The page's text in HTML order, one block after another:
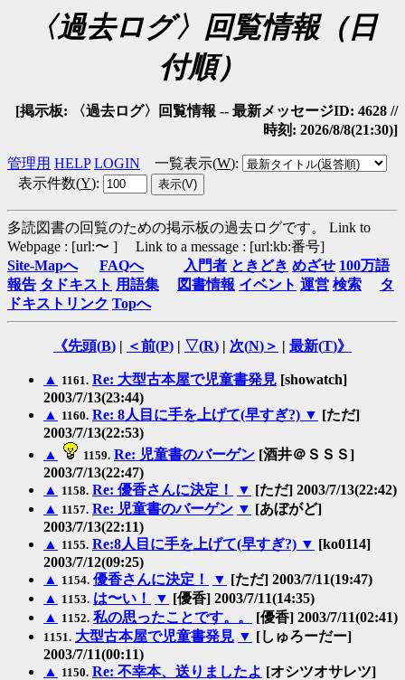
〈過去ログ〉回覧情報（日
付順）
[掲示板: 〈過去ログ〉回覧情報 -- 最新メッセージID: 4628 //
時刻: 2026/8/8(21:30)]
管理用 HELP LOGIN 一覧表示(W):
表示件数(Y):
多読図書の回覧のための掲示板の過去ログです。 Link to
Webpage : [url:〜 ] Link to a message : [url:kb:番号]
Site-Mapへ
FAQへ 入門者 ときどき めざせ 100万語
報告 タドキスト 用語集 図書情報 イベント 運営 検索
タ
ドキストリンク Topへ
《先頭(B) | ＜前(P) | ▽(R) | 次(N)＞ | 最新(T)》
▲ 1161. Re: 大型古本屋で児童書発見 [showatch]
2003/7/13(23:44)
▲ 1160. Re: 8人目に手を上げて(早すぎ?) ▼ [ただ]
2003/7/13(22:53)
▲
1159. Re: 児童書のバーゲン [酒井＠ＳＳＳ]
2003/7/13(22:47)
▲ 1158. Re: 優香さんに決定！ ▼ [ただ] 2003/7/13(22:42)
▲ 1157. Re: 児童書のバーゲン ▼ [あぼがど]
2003/7/13(22:11)
▲ 1155. Re:8人目に手を上げて(早すぎ?) ▼ [ko0114]
2003/7/12(09:25)
▲ 1154. 優香さんに決定！ ▼ [ただ] 2003/7/11(19:47)
▲ 1153. は〜い！ ▼ [優香] 2003/7/11(14:35)
▲ 1152. 私の思ったことです。。 [優香] 2003/7/11(02:41)
1151. 大型古本屋で児童書発見 ▼ [しゅろーだー]
2003/7/11(00:11)
▲ 1150. Re: 不幸本、送りましたよ [オシツオサレツ]